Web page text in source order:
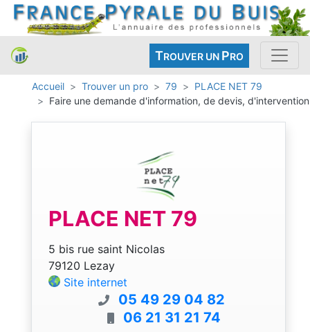
TROUVER UN PRO
Accueil Trouver un pro 79
PLACE NET 79
Faire une demande d'information, de devis, d'intervention
PLACE NET 79
5 bis rue saint Nicolas
79120 Lezay
Site internet
05 49 29 04 82
06 21 31 21 74